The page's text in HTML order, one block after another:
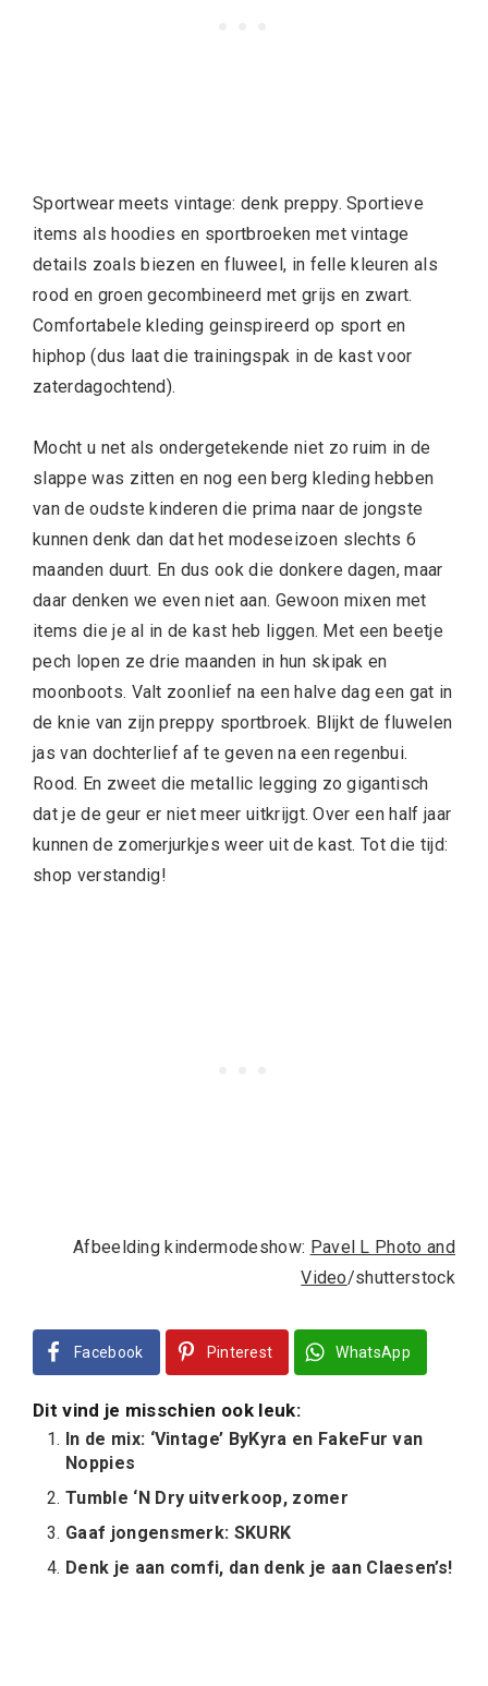
Sportwear meets vintage: denk preppy. Sportieve
items als hoodies en sportbroeken met vintage
details zoals biezen en fluweel, in felle kleuren als
rood en groen gecombineerd met grijs en zwart.
Comfortabele kleding geinspireerd op sport en
hiphop (dus laat die trainingspak in de kast voor
zaterdagochtend).
Mocht u net als ondergetekende niet zo ruim in de
slappe was zitten en nog een berg kleding hebben
van de oudste kinderen die prima naar de jongste
kunnen denk dan dat het modeseizoen slechts 6
maanden duurt. En dus ook die donkere dagen, maar
daar denken we even niet aan. Gewoon mixen met
items die je al in de kast heb liggen. Met een beetje
pech lopen ze drie maanden in hun skipak en
moonboots. Valt zoonlief na een halve dag een gat in
de knie van zijn preppy sportbroek. Blijkt de fluwelen
jas van dochterlief af te geven na een regenbui.
Rood. En zweet die metallic legging zo gigantisch
dat je de geur er niet meer uitkrijgt. Over een half jaar
kunnen de zomerjurkjes weer uit de kast. Tot die tijd:
shop verstandig!
Afbeelding kindermodeshow: Pavel L Photo and
Video/shutterstock
Facebook Pinterest WhatsApp
Dit vind je misschien ook leuk:
In de mix: ‘Vintage’ ByKyra en FakeFur van
Noppies
Tumble ‘N Dry uitverkoop, zomer
Gaaf jongensmerk: SKURK
Denk je aan comfi, dan denk je aan Claesen’s!